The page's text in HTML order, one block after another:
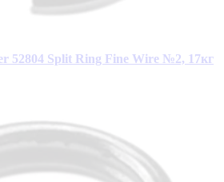
52804 Split Ring Fine Wire №2, 17кг